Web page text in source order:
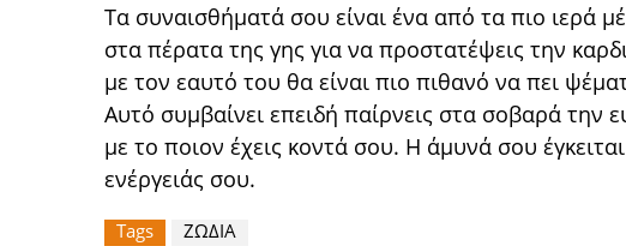
Τα συναισθήματά σου είναι ένα από τα πιο ιερά
στα πέρατα της γης για να προστατέψεις την
με τον εαυτό του θα είναι πιο πιθανό να πει
Αυτό συμβαίνει επειδή παίρνεις στα σοβαρά την
με το ποιον έχεις κοντά σου. Η άμυνά σου
ενέργειάς σου.
Tags ΖΩΔΙΑ